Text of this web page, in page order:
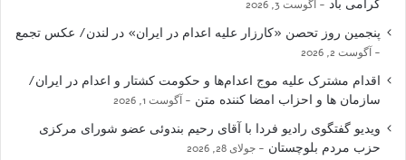
گرامی باد
آگوست 3, 2026
پنجمین روز تحصن «کارزار علیه اعدام در ایران» در لندن/ عکس تجمع
آگوست 2, 2026
اقدام مشترک علیه موج اعدام‌ها و حکومت کشتار و اعدام در ایران/
سازمان ها و احزاب امضا کننده متن
آگوست 1, 2026
ویدیو گفتگوی رادیو فردا با آقای رحیم بندوئی عضو شورای مرکزی
حزب مردم بلوچستان
جولای 28, 2026